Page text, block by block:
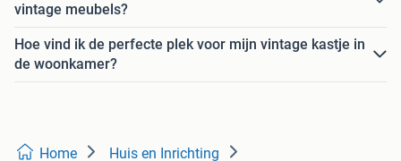
vintage meubels?
Hoe vind ik de perfecte plek voor mijn vintage kastje in
de woonkamer?
Home Huis en Inrichting